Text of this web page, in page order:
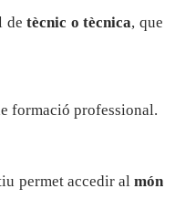
detècnic o tècnica, que
formació professional.
permet accedir al món